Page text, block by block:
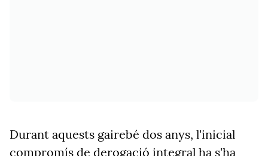
Durant aquests gairebé dos anys, l'inicial
compromís de derogació integral ha s'ha